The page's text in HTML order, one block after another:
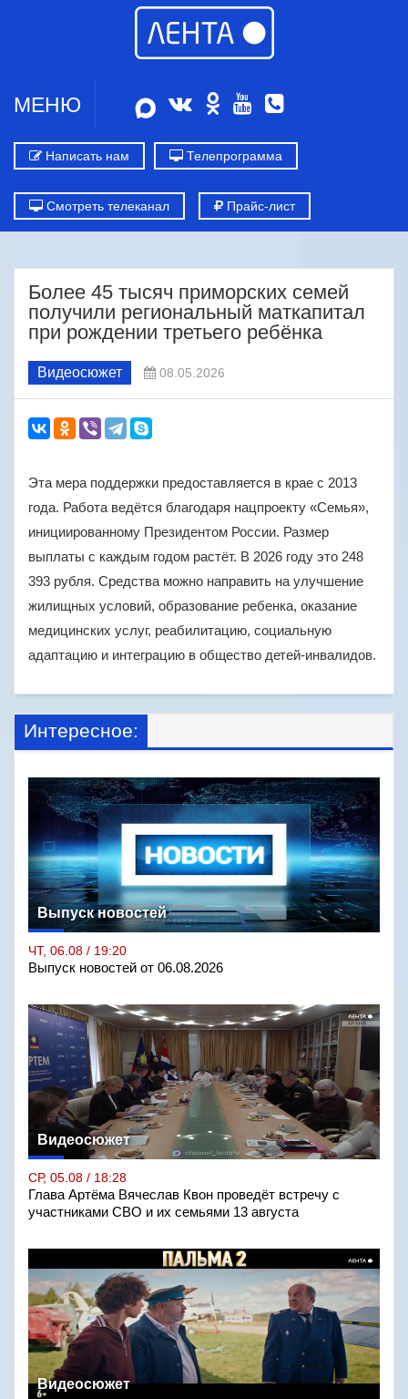
МЕНЮ
Написать нам Телепрограмма
Смотреть телеканал Прайс-лист
Более 45 тысяч приморских семей
получили региональный маткапитал
при рождении третьего ребёнка
Видеосюжет 08.05.2026
Эта мера поддержки предоставляется в крае с 2013
года. Работа ведётся благодаря нацпроекту «Семья»,
инициированному Президентом России. Размер
выплаты с каждым годом растёт. В 2026 году это 248
393 рубля. Средства можно направить на улучшение
жилищных условий, образование ребенка, оказание
медицинских услуг, реабилитацию, социальную
адаптацию и интеграцию в общество детей-инвалидов.
Интересное:
Выпуск новостей
ЧТ, 06.08 / 19:20
Выпуск новостей от 06.08.2026
Видеосюжет
СР, 05.08 / 18:28
Глава Артёма Вячеслав Квон проведёт встречу с
участниками СВО и их семьями 13 августа
Видеосюжет